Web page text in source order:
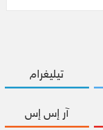
تيليغرام
آر إس إس